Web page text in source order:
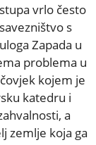
vrlo često
s
Zapada u
problema u
kojem je
katedru i
a
zemlje koja ga